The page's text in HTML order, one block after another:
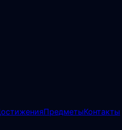
ПредметыКонтакты